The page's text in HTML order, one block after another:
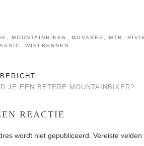
MOUNTAINBIKEN MOVARES MTB
WIELRENNEN
JE EEN BETERE MOUNTAINBIKER?
REACTIE
wordt niet gepubliceerd. Vereiste